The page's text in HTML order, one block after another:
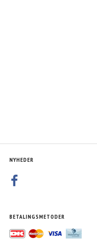
NYHEDER
BETALINGSMETODER